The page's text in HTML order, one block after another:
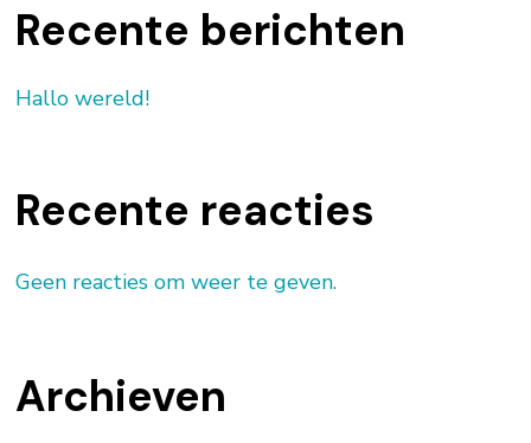
Recente berichten
Hallo wereld!
Recente reacties
Geen reacties om weer te geven.
Archieven